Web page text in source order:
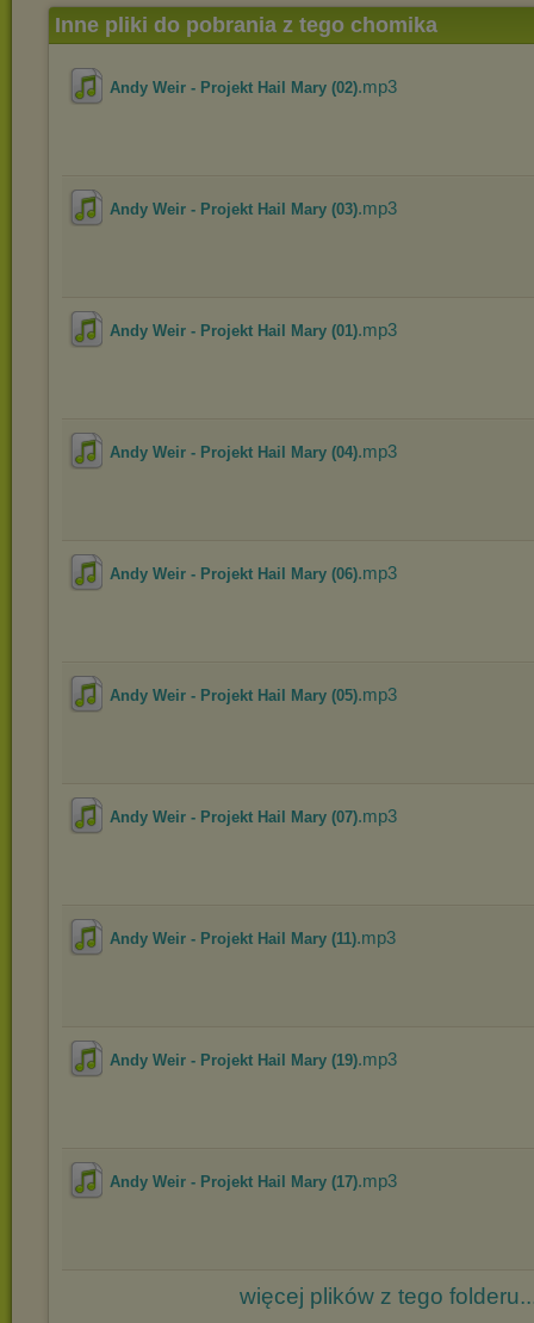
Inne pliki do pobrania z tego chomika
Andy Weir - Projekt Hail Mary (02).mp3
Andy Weir - Projekt Hail Mary (03).mp3
Andy Weir - Projekt Hail Mary (01).mp3
Andy Weir - Projekt Hail Mary (04).mp3
Andy Weir - Projekt Hail Mary (06).mp3
Andy Weir - Projekt Hail Mary (05).mp3
Andy Weir - Projekt Hail Mary (07).mp3
Andy Weir - Projekt Hail Mary (11).mp3
Andy Weir - Projekt Hail Mary (19).mp3
Andy Weir - Projekt Hail Mary (17).mp3
więcej plików z tego